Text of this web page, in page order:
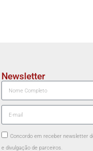
Newsletter
Concordo em receber newsletter
e divulgação de parceiros.